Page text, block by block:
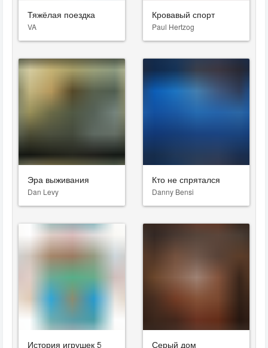
Тяжёлая поездка
VA
Кровавый спорт
Paul Hertzog
Эра выживания
Dan Levy
Кто не спрятался
Danny Bensi
История игрушек 5 Серый дом